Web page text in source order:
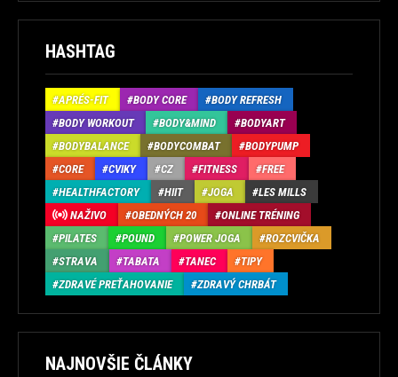
HASHTAG
APRÉS-FIT BODY CORE
BODY REFRESH
BODY WORKOUT
BODY&MIND
BODYART
BODYBALANCE
BODYCOMBAT
BODYPUMP
CORE
CVIKY CZ FITNESS
FREE
HEALTHFACTORY
HIIT JOGA
LES MILLS
NAŽIVO
OBEDNÝCH 20
ONLINE TRÉNING
PILATES
POUND POWER JOGA
ROZCVIČKA
STRAVA
TABATA TANEC
TIPY
ZDRAVÉ PREŤAHOVANIE
ZDRAVÝ CHRBÁT
NAJNOVŠIE ČLÁNKY